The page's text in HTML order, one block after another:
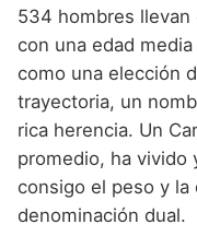
Nombres
Nombres
Nombres
Nombres
Nombres
Nombres
534 hombres llevan
con una edad
como una elección
trayectoria, un
rica herencia. Un
promedio, ha vivido
consigo el peso y
denominación dual.